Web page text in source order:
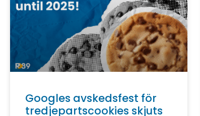
Googles avskedsfest för
tredjepartscookies skjuts